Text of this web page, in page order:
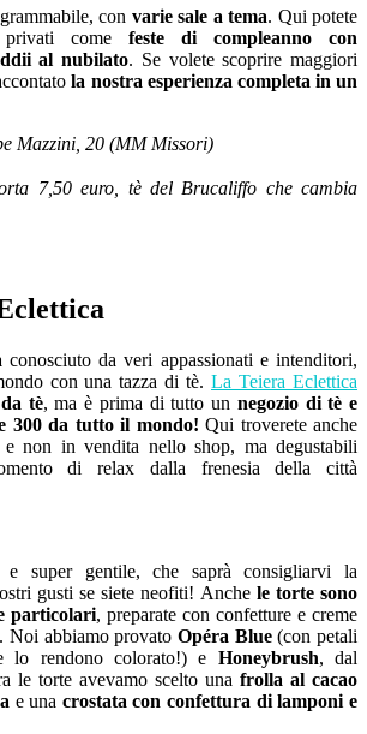
con varie sale a tema. Qui potete
privati come feste di compleanno con
al nubilato. Se volete scoprire maggiori
la nostra esperienza completa in un
Mazzini, 20 (MM Missori)
7,50 euro, tè del Brucaliffo che cambia
conosciuto da veri appassionati e intenditori,
con una tazza di tè.La Teiera Eclettica
tè, ma è prima di tutto un negozio di tè e
300 da tutto il mondo! Qui troverete anche
e non in vendita nello shop, ma degustabili
di relax dalla frenesia della città
e super gentile, che saprà consigliarvi la
gusti se siete neofiti! Anche le torte sono
particolari, preparate con confetture e creme
Noi abbiamo provato Opéra Blue(con petali
lo rendono colorato!) e Honeybrush, dal
le torte avevamo scelto una frolla al cacao
e una crostata con confettura di lamponi e